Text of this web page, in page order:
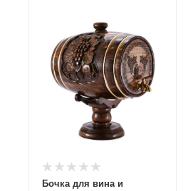
Бочка для вина и